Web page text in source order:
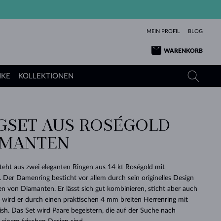
MEIN PROFIL BLOG
WARENKORB
RICHTIGEN
DURCHSEHEN
LIEBE
DURCHSEHEN
GELBGOLD
ROSÉGOLD
ANGEBOT
DURCHSEHEN
TANSANITE
TOPASE
TURMALINE
MOLDAVITE
BABY-OHRRINGE
HOCHZEITSOHRRINGE
SCHÖN
DURCHSEHEN
TURMALINE
MOLDAVITE
MINERALKETTEN
PERLEN ANHÄNGER
WEISSGOLD
GELBGOLD
SIMPLEN
DINGE
ARMBÄNDER
DURCHSEHEN
PERLEN
DURCHSEHEN
SAPHIRE
SMARAGDE
MOLDAVITE
MINERALIEN
HOCHZEITSSCHMUCK
GELBGOLD
KLENOTA
DURCHSEHEN
SCHENKEN
DURCHSEHEN
KOLLEKTIONEN
KOLLEKTIONEN
DURCHSEHEN
AUS ROSÉGOLD
aus zwei eleganten Ringen aus 14 kt Roségold mit
Der Damenring besticht vor allem durch sein originelles Design
von Diamanten. Er lässt sich gut kombinieren, sticht aber auch
wird er durch einen praktischen 4 mm breiten Herrenring mit
Das Set wird Paare begeistern, die auf der Suche nach